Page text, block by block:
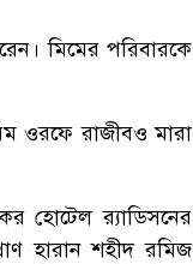
মিমের পরিবারকে
ওরফে রাজীবও মারা
হোটেল র‌্যাডিসনের
হারান শহীদ রমিজ